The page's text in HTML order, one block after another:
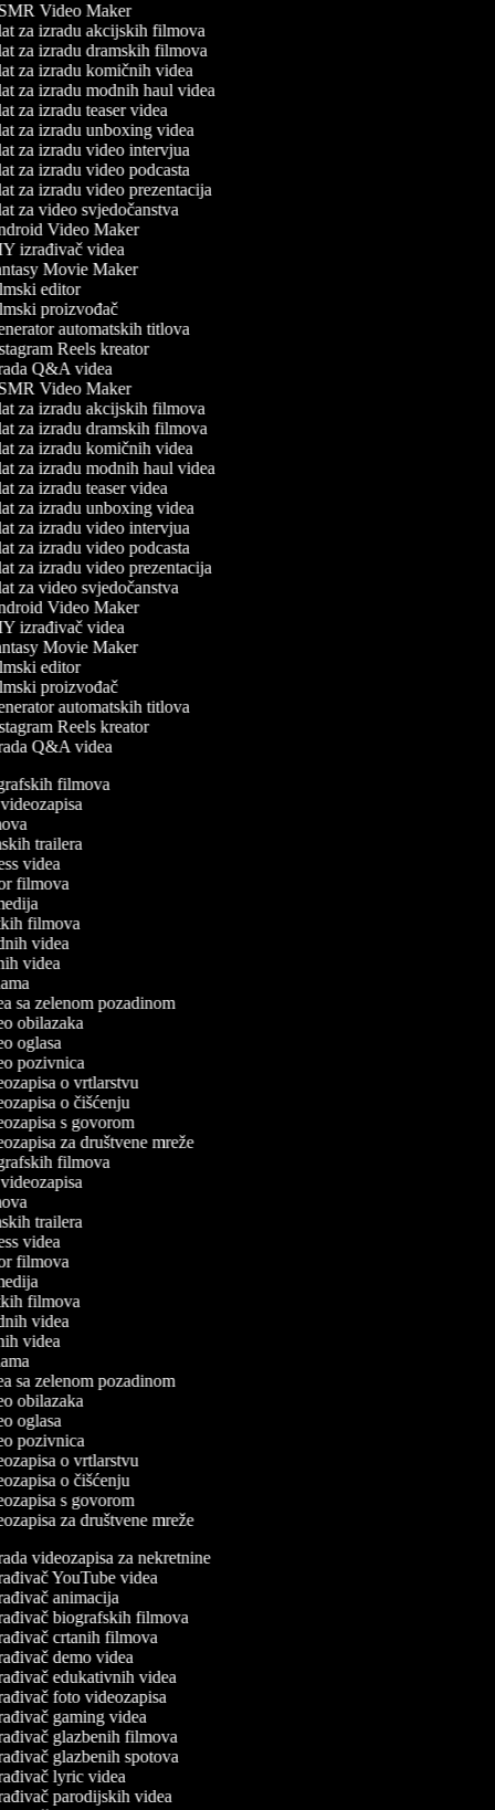
Video Maker
za izradu akcijskih filmova
za izradu dramskih filmova
za izradu komičnih videa
za izradu modnih haul videa
za izradu teaser videa
za izradu unboxing videa
za izradu video intervjua
za izradu video podcasta
za izradu video prezentacija
za video svjedočanstva
Video Maker
izrađivač videa
Movie Maker
editor
proizvođač
automatskih titlova
Reels kreator
Q&A videa
Video Maker
za izradu akcijskih filmova
za izradu dramskih filmova
za izradu komičnih videa
za izradu modnih haul videa
za izradu teaser videa
za izradu unboxing videa
za izradu video intervjua
za izradu video podcasta
za izradu video prezentacija
za video svjedočanstva
Video Maker
izrađivač videa
Movie Maker
editor
proizvođač
automatskih titlova
Reels kreator
Q&A videa
filmova
trailera
videa
filmova
filmova
videa
videa
sa zelenom pozadinom
obilazaka
oglasa
pozivnica
o vrtlarstvu
o čišćenju
s govorom
za društvene mreže
filmova
trailera
videa
filmova
filmova
videa
videa
sa zelenom pozadinom
obilazaka
oglasa
pozivnica
o vrtlarstvu
o čišćenju
s govorom
za društvene mreže
videozapisa za nekretnine
YouTube videa
animacija
biografskih filmova
crtanih filmova
demo videa
edukativnih videa
foto videozapisa
gaming videa
glazbenih filmova
glazbenih spotova
lyric videa
parodijskih videa